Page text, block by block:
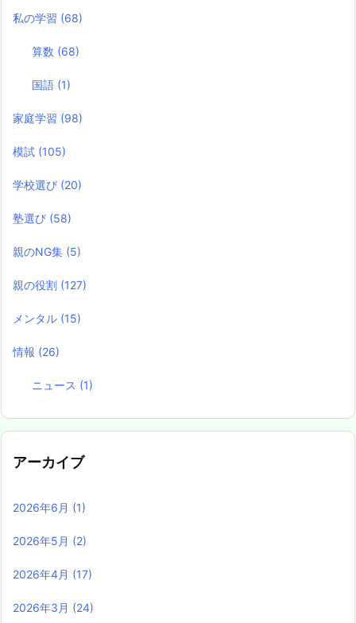
私の学習 (68)
算数 (68)
国語 (1)
家庭学習 (98)
模試 (105)
学校選び (20)
塾選び (58)
親のNG集 (5)
親の役割 (127)
メンタル (15)
情報 (26)
ニュース (1)
アーカイブ
2026年6月 (1)
2026年5月 (2)
2026年4月 (17)
2026年3月 (24)